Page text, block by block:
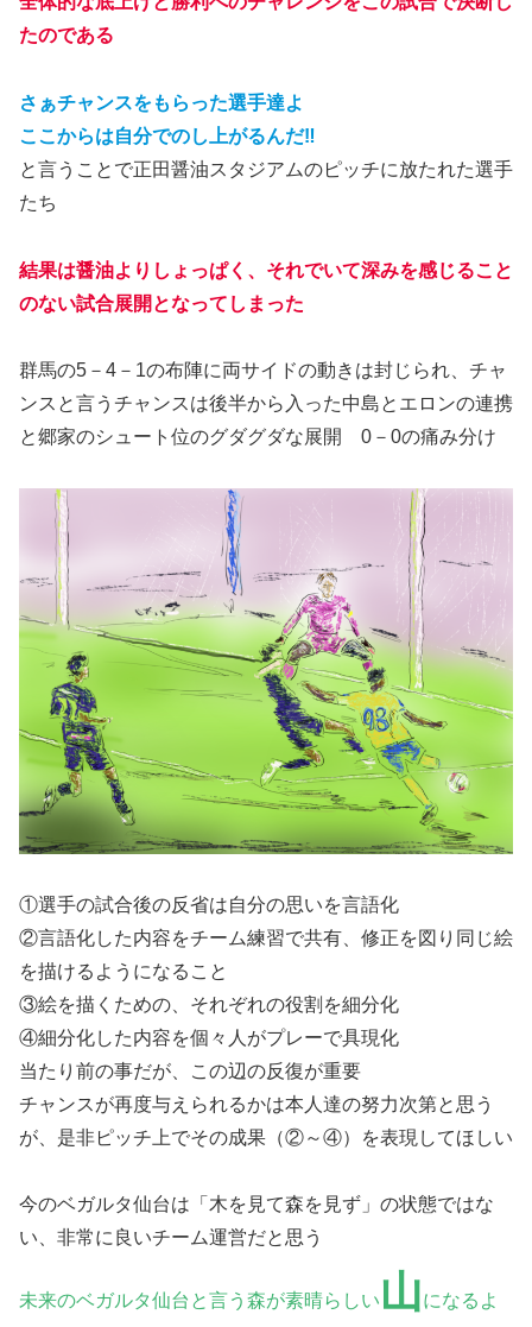
たのである
さぁチャンスをもらった選手達よ
ここからは自分でのし上がるんだ‼
と言うことで正田醤油スタジアムのピッチに放たれた選手
たち
結果は醤油よりしょっぱく、それでいて深みを感じること
のない試合展開となってしまった
群馬の5－4－1の布陣に両サイドの動きは封じられ、チャ
ンスと言うチャンスは後半から入った中島とエロンの連携
と郷家のシュート位のグダグダな展開 0－0の痛み分け
①選手の試合後の反省は自分の思いを言語化
②言語化した内容をチーム練習で共有、修正を図り同じ絵
を描けるようになること
③絵を描くための、それぞれの役割を細分化
④細分化した内容を個々人がプレーで具現化
当たり前の事だが、この辺の反復が重要
チャンスが再度与えられるかは本人達の努力次第と思う
が、是非ピッチ上でその成果（②～④）を表現してほしい
今のベガルタ仙台は「木を見て森を見ず」の状態ではな
い、非常に良いチーム運営だと思う
未来のベガルタ仙台と言う森が素晴らしい山になるよ